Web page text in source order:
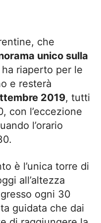
che
unico sulla
ha riaperto per le
e resterà
2019, tutti
con l’eccezione
l’orario
è l’unica torre di
all’altezza
ogni 30
guidata che dai